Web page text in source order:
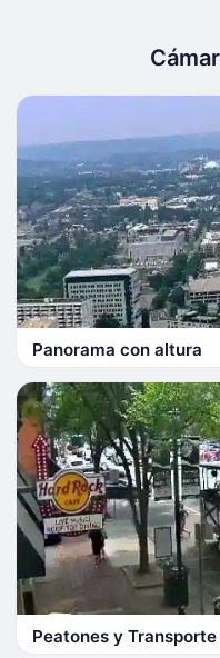
Panorama con altura
Peatones y